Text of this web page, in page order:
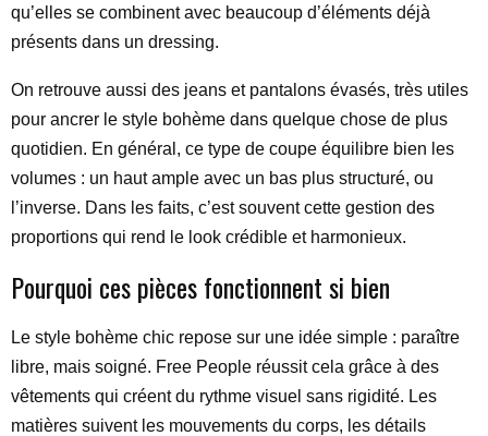
qu’elles se combinent avec beaucoup d’éléments déjà
présents dans un dressing.
On retrouve aussi des jeans et pantalons évasés, très utiles
pour ancrer le style bohème dans quelque chose de plus
quotidien. En général, ce type de coupe équilibre bien les
volumes : un haut ample avec un bas plus structuré, ou
l’inverse. Dans les faits, c’est souvent cette gestion des
proportions qui rend le look crédible et harmonieux.
Pourquoi ces pièces fonctionnent si bien
Le style bohème chic repose sur une idée simple : paraître
libre, mais soigné. Free People réussit cela grâce à des
vêtements qui créent du rythme visuel sans rigidité. Les
matières suivent les mouvements du corps, les détails